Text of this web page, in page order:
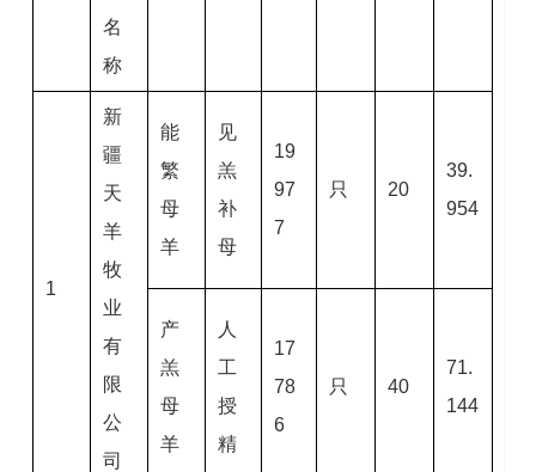
名
称
1
新
疆
天
羊
牧
业
有
限
公
司
能
繁
母
羊
见
羔
补
母
19
97
7
只 20
39.
954
产
羔
母
羊
人
工
授
精
17
78
6
只 40
71.
144